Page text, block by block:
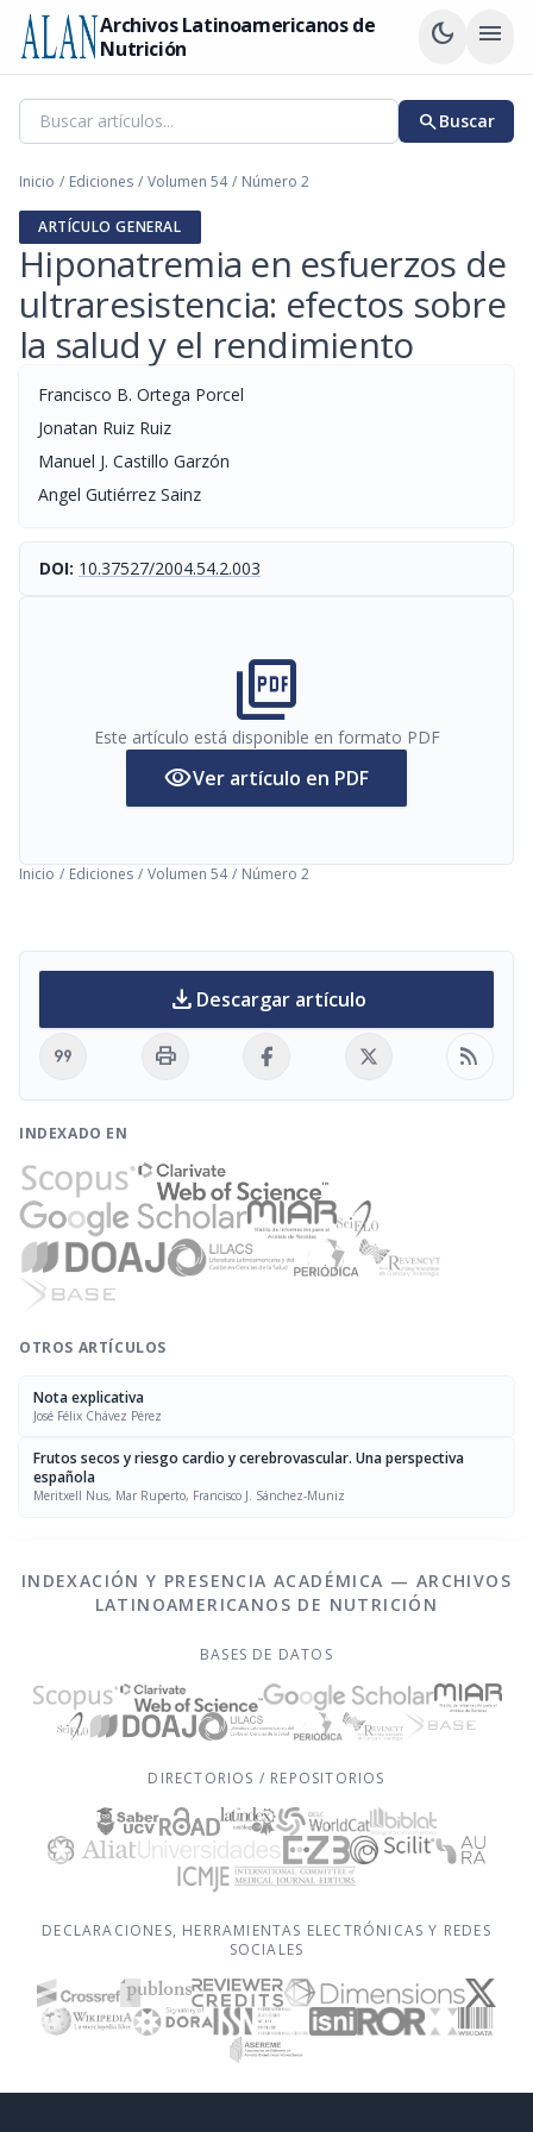
Archivos Latinoamericanos de
Nutrición
dark_mode menu
searchBuscar
Inicio / Ediciones / Volumen 54 / Número 2
ARTÍCULO GENERAL
Hiponatremia en esfuerzos de
ultraresistencia: efectos sobre
la salud y el rendimiento
Francisco B. Ortega Porcel
Jonatan Ruiz Ruiz
Manuel J. Castillo Garzón
Angel Gutiérrez Sainz
DOI: 10.37527/2004.54.2.003
picture_as_pdf
Este artículo está disponible en formato PDF
visibilityVer artículo en PDF
Inicio / Ediciones / Volumen 54 / Número 2
download Descargar artículo
format_quote print rss_feed
INDEXADO EN
OTROS ARTÍCULOS
Nota explicativa
José Félix Chávez Pérez
Frutos secos y riesgo cardio y cerebrovascular. Una perspectiva
española
Meritxell Nus, Mar Ruperto, Francisco J. Sánchez-Muniz
INDEXACIÓN Y PRESENCIA ACADÉMICA — ARCHIVOS
LATINOAMERICANOS DE NUTRICIÓN
BASES DE DATOS
DIRECTORIOS / REPOSITORIOS
DECLARACIONES, HERRAMIENTAS ELECTRÓNICAS Y REDES
SOCIALES